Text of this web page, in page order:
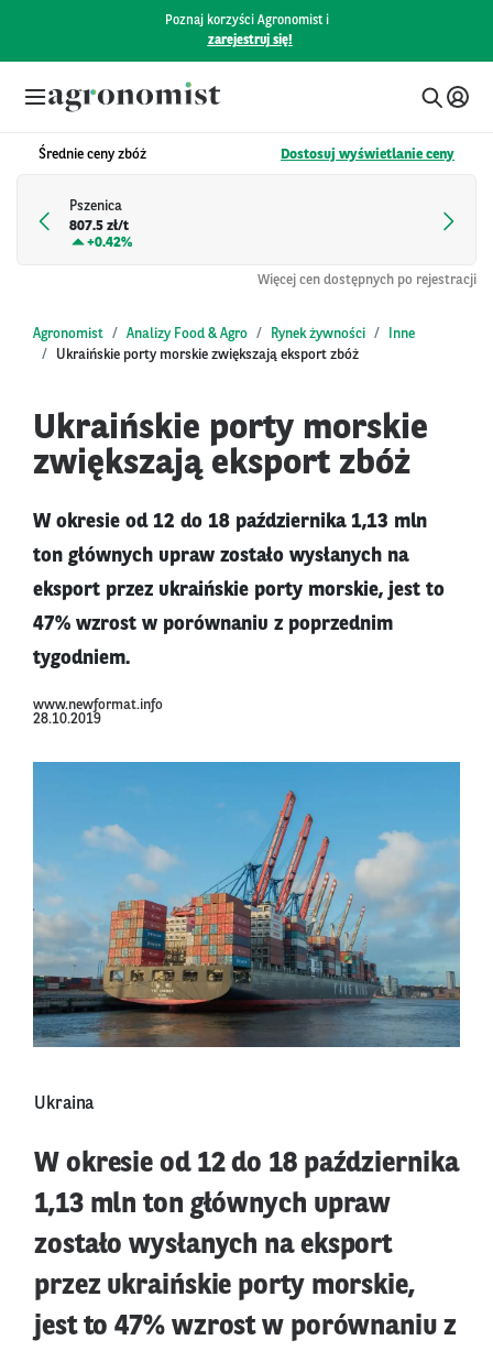
Poznaj korzyści Agronomist i
zarejestruj się!
Średnie ceny zbóż Dostosuj wyświetlanie ceny
Pszenica
807.5 zł/t
+0.42%
Więcej cen dostępnych po rejestracji
Agronomist Analizy Food & Agro Rynek żywności
Inne
Ukraińskie porty morskie zwiększają eksport zbóż
Ukraińskie porty morskie
zwiększają eksport zbóż
W okresie od 12 do 18 października 1,13 mln
ton głównych upraw zostało wysłanych na
eksport przez ukraińskie porty morskie, jest to
47% wzrost w porównaniu z poprzednim
tygodniem.
www.newformat.info
28.10.2019
Ukraina
W okresie od 12 do 18 października
1,13 mln ton głównych upraw
zostało wysłanych na eksport
przez ukraińskie porty morskie,
jest to 47% wzrost w porównaniu z